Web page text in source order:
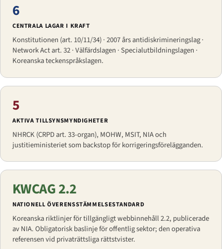
6
CENTRALA LAGAR I KRAFT
Konstitutionen (art. 10/11/34) · 2007 års antidiskrimineringslag ·
Network Act art. 32 · Välfärdslagen · Specialutbildningslagen ·
Koreanska teckenspråkslagen.
5
AKTIVA TILLSYNSMYNDIGHETER
NHRCK (CRPD art. 33-organ), MOHW, MSIT, NIA och
justitieministeriet som backstop för korrigeringsförelägganden.
KWCAG 2.2
NATIONELL ÖVERENSSTÄMMELSESTANDARD
Koreanska riktlinjer för tillgängligt webbinnehåll 2.2, publicerade
av NIA. Obligatorisk baslinje för offentlig sektor; den operativa
referensen vid privaträttsliga rättstvister.